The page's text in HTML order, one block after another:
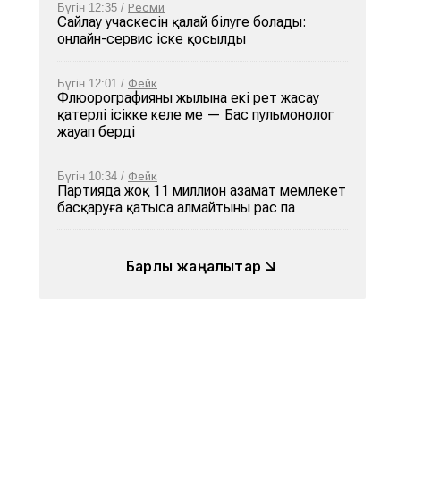
Бүгін 12:35 / Ресми
Сайлау учаскесін қалай білуге болады:
онлайн-сервис іске қосылды
Бүгін 12:01 / Фейк
Флюорографияны жылына екі рет жасау
қатерлі ісікке әкеле ме — Бас пульмонолог
жауап берді
Бүгін 10:34 / Фейк
Партияда жоқ 11 миллион азамат мемлекет
басқаруға қатыса алмайтыны рас па
Барлық жаңалықтар